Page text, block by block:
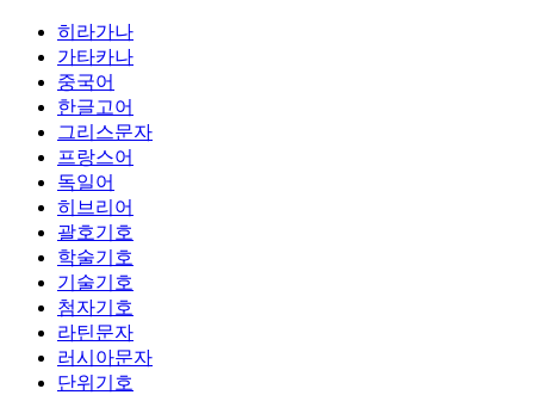
히라가나
가타카나
중국어
한글고어
그리스문자
프랑스어
독일어
히브리어
괄호기호
학술기호
기술기호
첨자기호
라틴문자
러시아문자
단위기호